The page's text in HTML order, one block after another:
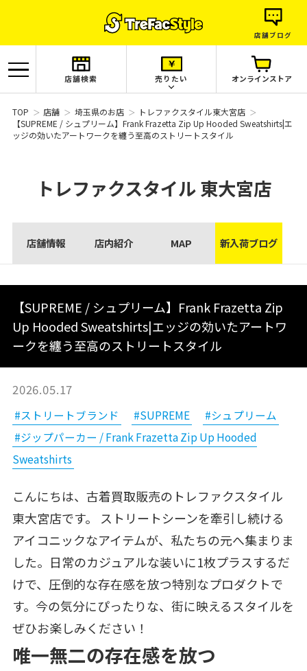
店舗ブログ
店舗検索 売りたい オンラインストア
TOP 店舗 埼玉県のお店
トレファクスタイル東大宮店
【SUPREME / シュプリーム】Frank Frazetta Zip Up Hooded Sweatshirts|エ
ッジの効いたアートワークを纏う至高のストリートスタイル
トレファクスタイル東大宮店
店舗情報 店内紹介 MAP 新入荷ブログ
【SUPREME / シュプリーム】Frank Frazetta Zip
Up Hooded Sweatshirts|エッジの効いたアートワ
ークを纏う至高のストリートスタイル
2026.05.17
#ストリートブランド #SUPREME
#シュプリーム
#ジップパーカー / Frank Frazetta Zip Up Hooded
Sweatshirts
こんにちは、古着買取販売のトレファクスタイル
東大宮店です。 ストリートシーンを牽引し続ける
アイコニックなアイテムが、私たちの元へ集まりま
した。日常のカジュアルな装いに1枚プラスするだ
けで、圧倒的な存在感を放つ特別なプロダクトで
す。今の気分にぴったりな、街に映えるスタイルを
ぜひお楽しみください！
唯一無二の存在感を放つ